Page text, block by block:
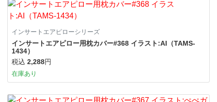
インサートエアピローシリーズ
インサートエアピロー用枕カバー#368 イラスト:AI（TAMS-
1434）
税込 2,288円
在庫あり